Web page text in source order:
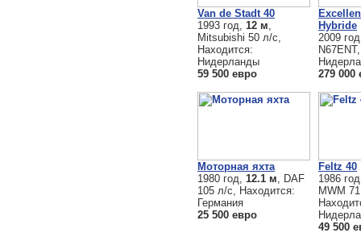
Van de Stadt 40
1993 год, 12 м
Mitsubishi 50 л/с,
Находится:
Нидерланды
59 500 евро
Hybride
2009
279 000
Моторная яхта
1980 год, 12.1 м , DAF
105 л/с, Находится:
Германия
25 500 евро
Feltz 40
1986
MWM
49 500